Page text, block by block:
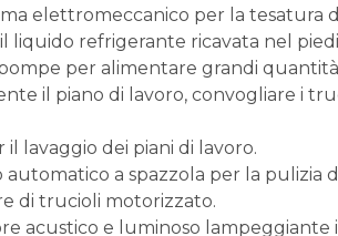
elettromeccanico per la tesatura
il liquido refrigerante ricavata nel
per alimentare grandi
il piano di lavoro, convogliare i
il lavaggio dei piani di lavoro.
automatico a spazzola per la pulizia
di trucioli motorizzato.
acustico e luminoso lampeggiante